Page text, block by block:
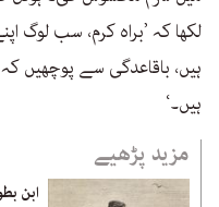
لکھا کہ ’براہ کرم، سب لوگ
ہیں، باقاعدگی سے پوچھیں
ہیں۔‘
مزید پڑھیے
ابن